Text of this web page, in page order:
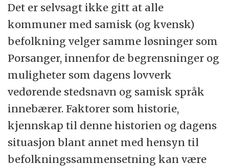
Det er selvsagt ikke gitt at alle
kommuner med samisk (og kvensk)
befolkning velger samme løsninger som
Porsanger, innenfor de begrensninger og
muligheter som dagens lovverk
vedørende stedsnavn og samisk språk
innebærer. Faktorer som historie,
kjennskap til denne historien og dagens
situasjon blant annet med hensyn til
befolkningssammensetning kan være